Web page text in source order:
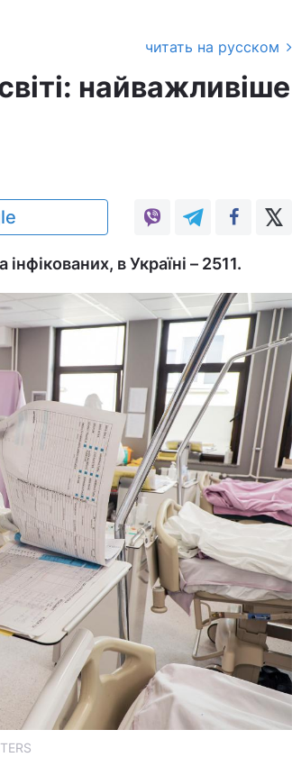
читать на русском
найважливіше
в Україні – 2511.